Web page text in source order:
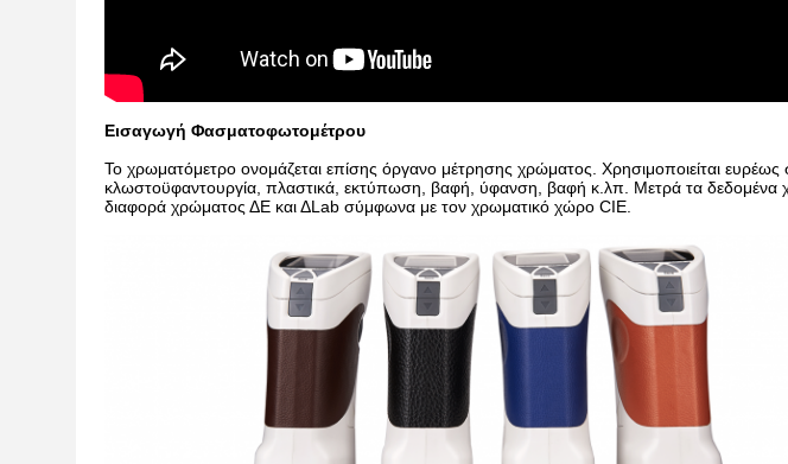
Εισαγωγή Φασματοφωτομέτρου
Το χρωματόμετρο ονομάζεται επίσης όργανο μέτρησης χρώματος. Χρησιμοποιείται ευρέως
κλωστοϋφαντουργία, πλαστικά, εκτύπωση, βαφή, ύφανση, βαφή κ.λπ. Μετρά τα δεδομένα
διαφορά χρώματος ΔE και ΔLab σύμφωνα με τον χρωματικό χώρο CIE.